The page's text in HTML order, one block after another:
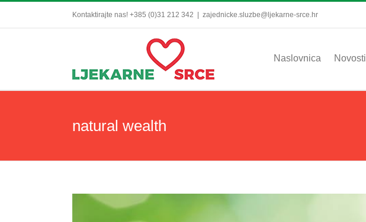
Kontaktirajte nas! +385 (0)31 212 342 zajednicke.sluzbe@ljekarne-srce.hr
Naslovnica Novosti
natural wealth